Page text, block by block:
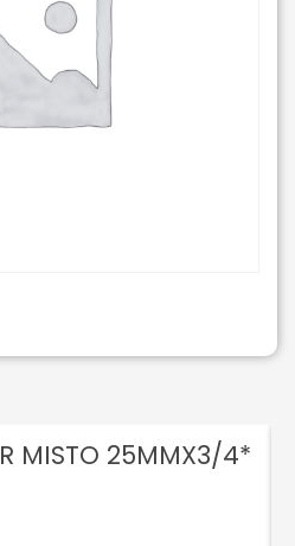
MISTO 25MMX3/4*